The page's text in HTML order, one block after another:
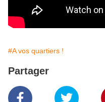
#A vos quartiers !
Partager